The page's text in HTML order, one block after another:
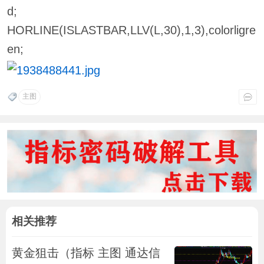
d;
HORLINE(ISLASTBAR,LLV(L,30),1,3),colorligre
en;
主图
相关推荐
黄金狙击（指标 主图 通达信